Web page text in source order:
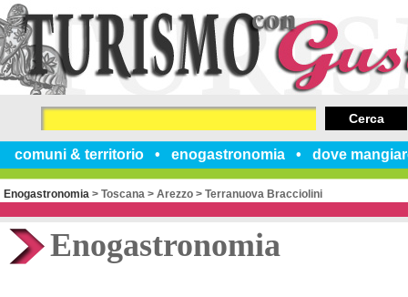
comuni & territorio enogastronomia dove
Cerca
Enogastronomia > Toscana > Arezzo > Terranuova Bracciolini
Enogastronomia